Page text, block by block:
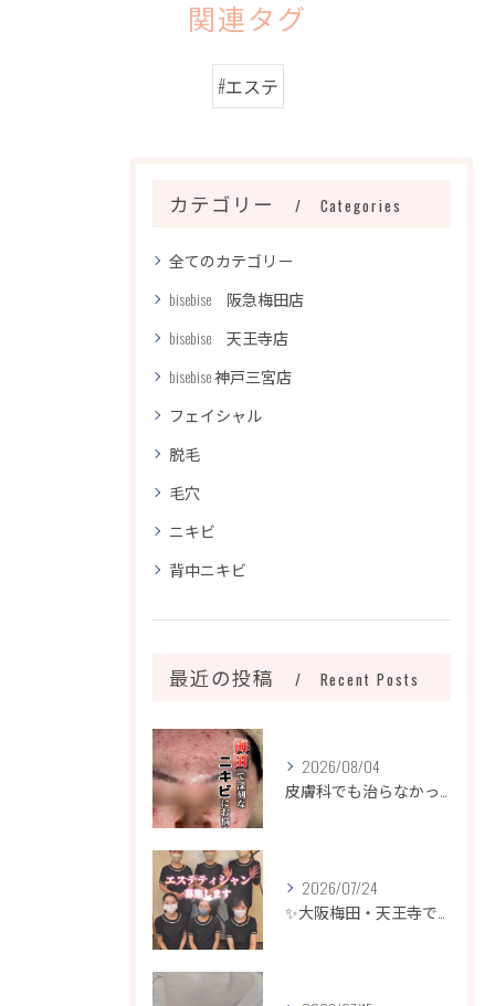
関連タグ
#エステ
カテゴリー Categories
全てのカテゴリー
bisebise 阪急梅田店
bisebise 天王寺店
bisebise 神戸三宮店
フェイシャル
脱毛
毛穴
ニキビ
背中ニキビ
最近の投稿 Recent Posts
2026/08/04
皮膚科でも治らなかったニキビ、諦めるのはまだ早いです！
2026/07/24
✨大阪梅田・天王寺でエステティシャン募集✨